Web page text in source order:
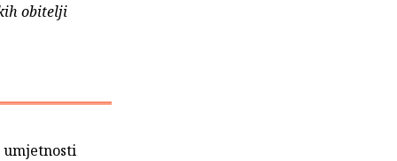
obitelji
umjetnosti